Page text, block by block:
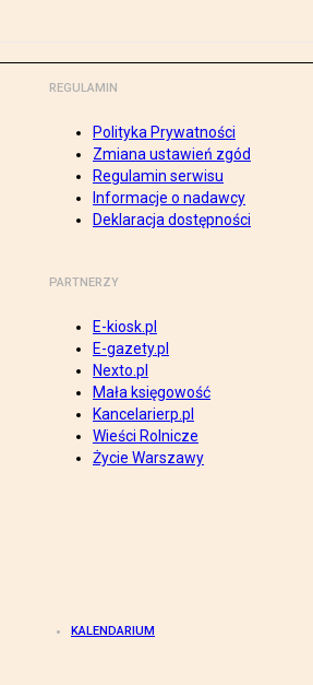
REGULAMIN
Polityka Prywatności
Zmiana ustawień zgód
Regulamin serwisu
Informacje o nadawcy
Deklaracja dostępności
PARTNERZY
E-kiosk.pl
E-gazety.pl
Nexto.pl
Mała księgowość
Kancelarierp.pl
Wieści Rolnicze
Życie Warszawy
KALENDARIUM